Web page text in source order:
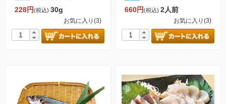
228円(税込) 30g
お気に入り(3)
660円(税込)2人前
お気に入り(3)